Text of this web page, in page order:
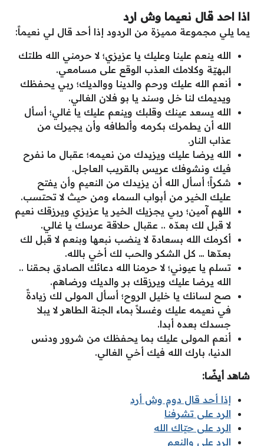
اذا احد قال نعيما وش ارد
يما يلي مجموعة مميزة من الردود إذا أحد قال لي نعيماً:
الله ينعم علينا وعليك يا عزيزي؛ لا حرمني الله طلتك
البهيّة وكلامك العذب الوقع على مسامعي.
أنعم الله عليك ورحم والدينا ووالديك؛ ربي يحفظك
ويديمك لنا خل وسند يا بو فلان الغالي.
الله يسعد عينك وقلبك وينعم عليك يا غالي؛ أسأل
الله أن يطمرك بكرمه وألطافه وأن يجيرك من
عذاب النار.
الله يرضا عليك ويزيدك من نعيمه؛ عقبال ما نفرح
فيك ونشوفك عريس بالقريب العاجل.
شكراً؛ أسأل الله أن يزيدك من النعيم وأن يفتح
عليك الخير من أبواب السماء ومن حيث لا تحتسب.
اللهم آمين؛ ربي يجزيك الخير يا عزيزي ويرزقك نعيم
لا قبل لك بعدّه .. عقبال حلاقة عرسك يا غالي.
أكرمك الله بسعادة لا ينضب نبعها وبنعم لا قبل لك
بعدّها … كل الشكر والحب لك أخي بالله.
تسلم يا عيوني؛ لا حرمنا الله دعائك الصادق بحقنا ..
الله يرضا عليك ويرزقك بر والديك ورضاهم.
صح لسانك يا خليل الروح؛ أسأل المولى لك زيادةً
في نعيمه عليك وغسلاً بماء الجنة الطاهر لا يبلا
جسدك بعده أبدا.
أنعم المولى عليك بما يحفظك من شرور ودنس
الدنيا، بارك الله فيك أخي الغالي.
شاهد أيضًا:
إذا أحد قال دوم وش أرد
الرد على تشرفنا
الرد على حيّاك الله
الرد على والنعم